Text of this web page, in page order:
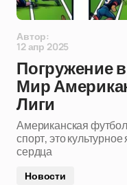
Автор:
12 апр 2025
Погружение
Мир
Лиги
Американская
спорт, это
сердца
Новости